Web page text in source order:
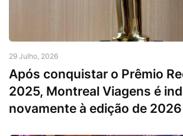
29 Julho, 2026
Após conquistar o Prêmio
2025, Montreal Viagens é
novamente à edição de 2026